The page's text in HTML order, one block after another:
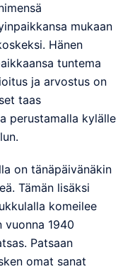
mukaan
Hänen
tuntema
ja arvostus on
taas
perustamalla kylälle
on tänäpäivänäkin
Tämän lisäksi
komeilee
vuonna 1940
Patsaan
omat sanat